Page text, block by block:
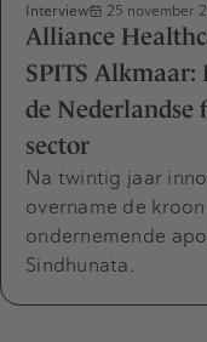
Interview 25 november
Alliance
SPITS
de Nederlandse
sector
Na twintig jaar
overname de
ondernemende
Sindhunata.